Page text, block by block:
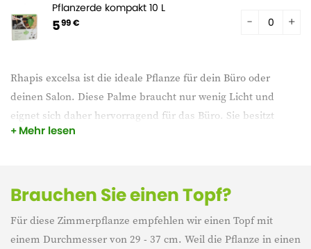
Rhapis excelsa ist die ideale Pflanze für dein Büro oder
deinen Salon. Diese Palme braucht nur wenig Licht und
eignet sich daher hervorragend für das Büro. Sie besitzt
große Wedel in Form von Ventilen und die gezackten Ränder
Mehr lesen
Pflanzerde kompakt 10 L
599 €
Brauchen Sie einen Topf?
Für diese Zimmerpflanze empfehlen wir einen Topf mit
einem Durchmesser von 29 - 37 cm. Weil die Pflanze in einen